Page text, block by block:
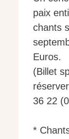
paix
chants
Euros.
(Billet
36 22
*